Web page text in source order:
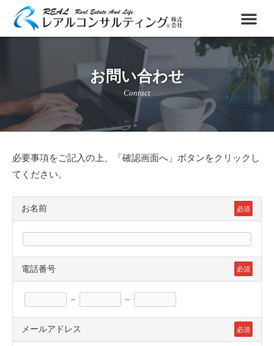
お問い合わせ
Contact
必要事項をご記入の上、「確認画面へ」ボタンをクリックし
てください。
お名前 必須
電話番号 必須
– –
メールアドレス 必須